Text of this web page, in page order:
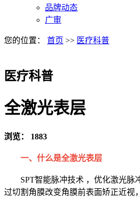
品牌动态
广审
您的位置： 首页 >> 医疗科普
医疗科普
全激光表层
浏览： 1883
一、什么是全激光表层
SPT智能脉冲技术 ，优化激光脉
过切割角膜改变角膜前表面矫正近视